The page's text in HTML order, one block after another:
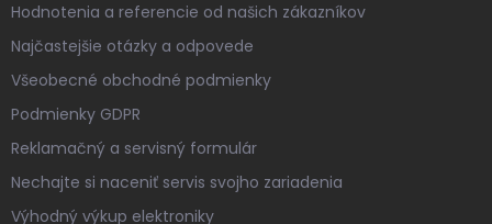
Hodnotenia a referencie od našich zákazníkov
Najčastejšie otázky a odpovede
Všeobecné obchodné podmienky
Podmienky GDPR
Reklamačný a servisný formulár
Nechajte si naceniť servis svojho zariadenia
Výhodný výkup elektroniky